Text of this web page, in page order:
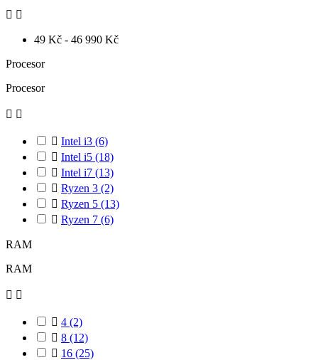
 
49 Kč - 46 990 Kč
Procesor
Procesor
 
 Intel i3 (6)
 Intel i5 (18)
 Intel i7 (13)
 Ryzen 3 (2)
 Ryzen 5 (13)
 Ryzen 7 (6)
RAM
RAM
 
 4 (2)
 8 (12)
 16 (25)